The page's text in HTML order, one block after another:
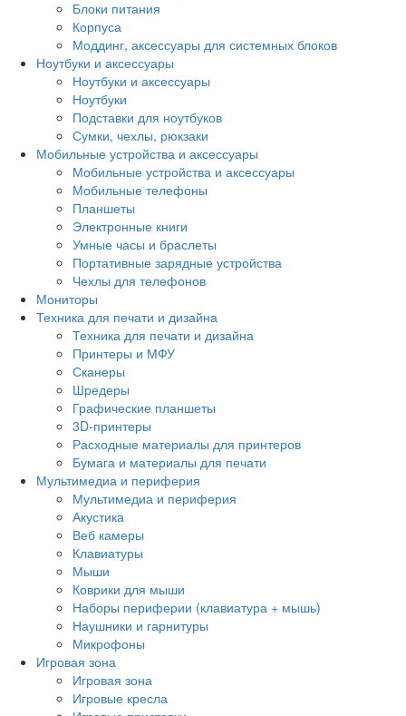
Блоки питания
Корпуса
Моддинг, аксессуары для системных блоков
Ноутбуки и аксессуары
Ноутбуки и аксессуары
Ноутбуки
Подставки для ноутбуков
Сумки, чехлы, рюкзаки
Мобильные устройства и аксессуары
Мобильные устройства и аксессуары
Мобильные телефоны
Планшеты
Электронные книги
Умные часы и браслеты
Портативные зарядные устройства
Чехлы для телефонов
Мониторы
Техника для печати и дизайна
Техника для печати и дизайна
Принтеры и МФУ
Сканеры
Шредеры
Графические планшеты
3D-принтеры
Расходные материалы для принтеров
Бумага и материалы для печати
Мультимедиа и периферия
Мультимедиа и периферия
Акустика
Веб камеры
Клавиатуры
Мыши
Коврики для мыши
Наборы периферии (клавиатура + мышь)
Наушники и гарнитуры
Микрофоны
Игровая зона
Игровая зона
Игровые кресла